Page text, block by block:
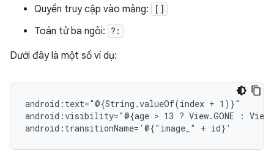
Quyền truy cập vào mảng:
[]
Toán tử ba ngôi: ?:
Dưới đây là một số ví dụ:
android:text="@{String.valueOf(index + 1)}"
android:visibility="@{age > 13 ? View.GONE :
android:transitionName='@{"image_"
+